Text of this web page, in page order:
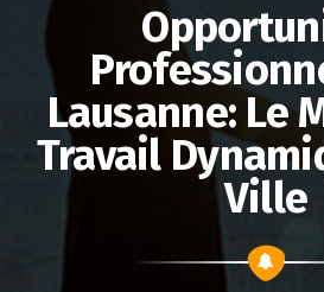
Lausanne: Le
Travail
Ville